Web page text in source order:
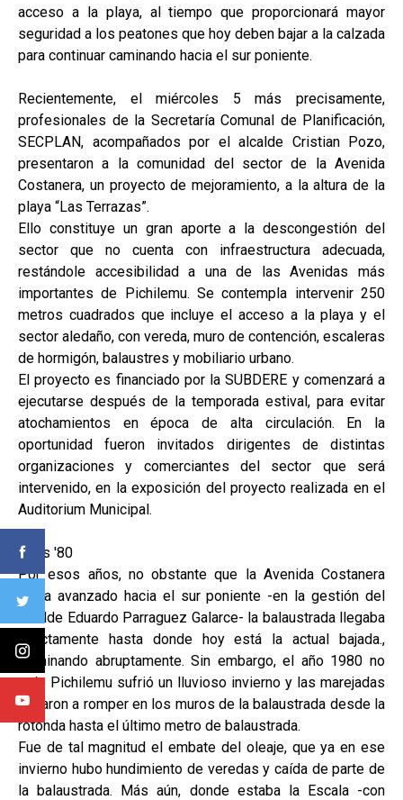
acceso a la playa, al tiempo que proporcionará mayor
seguridad a los peatones que hoy deben bajar a la calzada
para continuar caminando hacia el sur poniente.
Recientemente, el miércoles 5 más precisamente,
profesionales de la Secretaría Comunal de Planificación,
SECPLAN, acompañados por el alcalde Cristian Pozo,
presentaron a la comunidad del sector de la Avenida
Costanera, un proyecto de mejoramiento, a la altura de la
playa “Las Terrazas”.
Ello constituye un gran aporte a la descongestión del
sector que no cuenta con infraestructura adecuada,
restándole accesibilidad a una de las Avenidas más
importantes de Pichilemu. Se contempla intervenir 250
metros cuadrados que incluye el acceso a la playa y el
sector aledaño, con vereda, muro de contención, escaleras
de hormigón, balaustres y mobiliario urbano.
El proyecto es financiado por la SUBDERE y comenzará a
ejecutarse después de la temporada estival, para evitar
atochamientos en época de alta circulación. En la
oportunidad fueron invitados dirigentes de distintas
organizaciones y comerciantes del sector que será
intervenido, en la exposición del proyecto realizada en el
Auditorium Municipal.
Años '80
Por esos años, no obstante que la Avenida Costanera
había avanzado hacia el sur poniente -en la gestión del
alcalde Eduardo Parraguez Galarce- la balaustrada llegaba
exactamente hasta donde hoy está la actual bajada.,
terminando abruptamente. Sin embargo, el año 1980 no
solo Pichilemu sufrió un lluvioso invierno y las marejadas
llegaron a romper en los muros de la balaustrada desde la
rotonda hasta el último metro de balaustrada.
Fue de tal magnitud el embate del oleaje, que ya en ese
invierno hubo hundimiento de veredas y caída de parte de
la balaustrada. Más aún, donde estaba la Escala -con